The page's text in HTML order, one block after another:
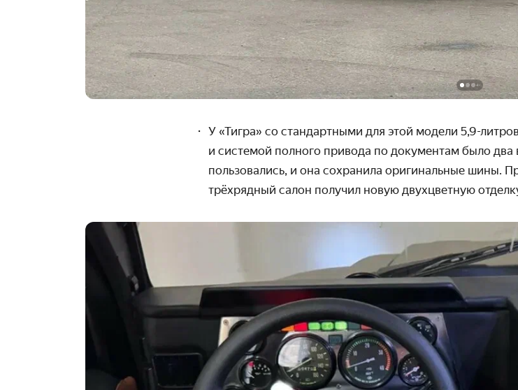
У «Тигра» со стандартными для этой модели 5,9-
и системой полного привода по документам было
пользовались, и она сохранила оригинальные шины.
трёхрядный салон получил новую двухцветную